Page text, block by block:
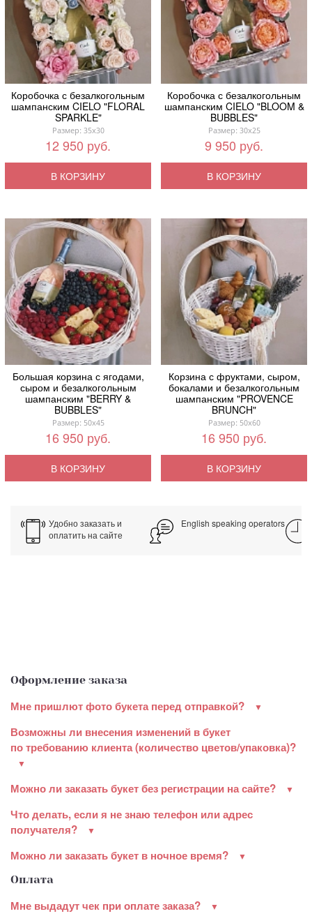
Коробочка с безалкогольным
шампанским CIELO "FLORAL
SPARKLE"
Размер: 35x30
12 950 руб.
В КОРЗИНУ
Коробочка с безалкогольным
шампанским CIELO "BLOOM &
BUBBLES"
Размер: 30x25
9 950 руб.
В КОРЗИНУ
Большая корзина с ягодами,
сыром и безалкогольным
шампанским "BERRY &
BUBBLES"
Размер: 50x45
16 950 руб.
В КОРЗИНУ
Корзина с фруктами, сыром,
бокалами и безалкогольным
шампанским "PROVENCE
BRUNCH"
Размер: 50x60
16 950 руб.
В КОРЗИНУ
Удобно заказать и
оплатить на сайте
English speaking operators
Оформление заказа
Мне пришлют фото букета перед отправкой?
Возможны ли внесения изменений в букет
по требованию клиента (количество цветов/упаковка)?
Можно ли заказать букет без регистрации на сайте?
Что делать, если я не знаю телефон или адрес
получателя?
Можно ли заказать букет в ночное время?
Оплата
Мне выдадут чек при оплате заказа?